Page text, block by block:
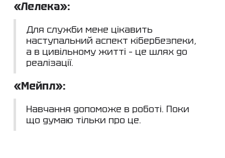
«Лелека»:
Для служби мене цікавить
наступальний аспект кібербезпеки,
а в цивільному житті – це шлях до
реалізації.
«Мейпл»:
Навчання допоможе в роботі. Поки
що думаю тільки про це.